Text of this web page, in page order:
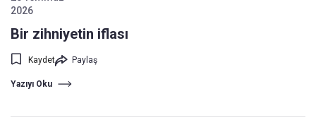
2026
Bir zihniyetin iflası
Kaydet Paylaş
Yazıyı Oku